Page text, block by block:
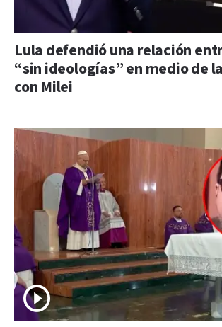
Lula defendió una relación
“sin ideologías” en medio de
con Milei